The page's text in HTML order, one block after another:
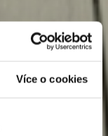
Více o cookies